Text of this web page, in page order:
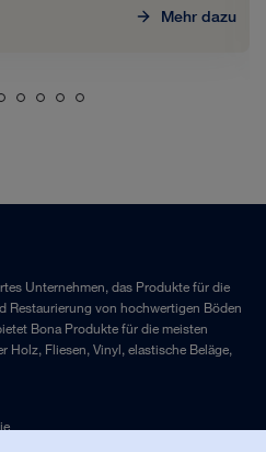
Mehr dazu
Unternehmen, das Produkte für die
Restaurierung von hochwertigen Böden
Bona Produkte für die meisten
Holz, Fliesen, Vinyl, elastische Beläge,